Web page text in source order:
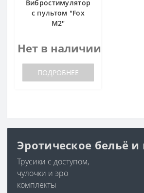
Вибростимулятор
с пультом "Fox
M2"
Нет в наличии
ПОДРОБНЕЕ
Эротическое бельё
Трусики с доступом,
чулочки и эро
комплекты